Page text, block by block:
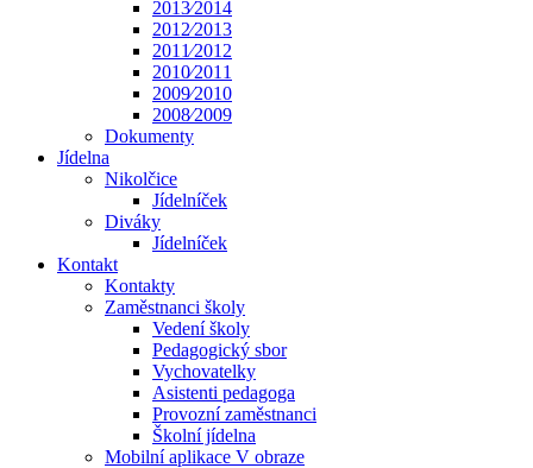
2013⁄2014
2012⁄2013
2011⁄2012
2010⁄2011
2009⁄2010
2008⁄2009
Dokumenty
Jídelna
Nikolčice
Jídelníček
Diváky
Jídelníček
Kontakt
Kontakty
Zaměstnanci školy
Vedení školy
Pedagogický sbor
Vychovatelky
Asistenti pedagoga
Provozní zaměstnanci
Školní jídelna
Mobilní aplikace V obraze